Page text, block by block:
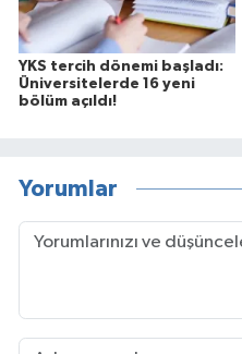
YKS tercih dönemi başladı:
Üniversitelerde 16 yeni
bölüm açıldı!
Yorumlar